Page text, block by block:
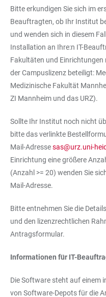
Bitte erkundigen Sie sich im
Beauftragten, ob Ihr Institut
und wenden sich in diesem
Installation an Ihre:n IT-
Fakultäten und
der Campuslizenz beteiligt:
Medizinische Fakultät
ZI Mannheim und das URZ).
Sollte Ihr Institut noch nicht
bitte das verlinkte
Mail-Adressesas@urz.uni-
Einrichtung eine größere
(Anzahl >= 20) wenden Sie
Mail-Adresse.
Bitte entnehmen Sie die
und den lizenzrechtlichen
Antragsformular.
Informationen für IT-
Die Software steht auf einem
von Software-Depots für die